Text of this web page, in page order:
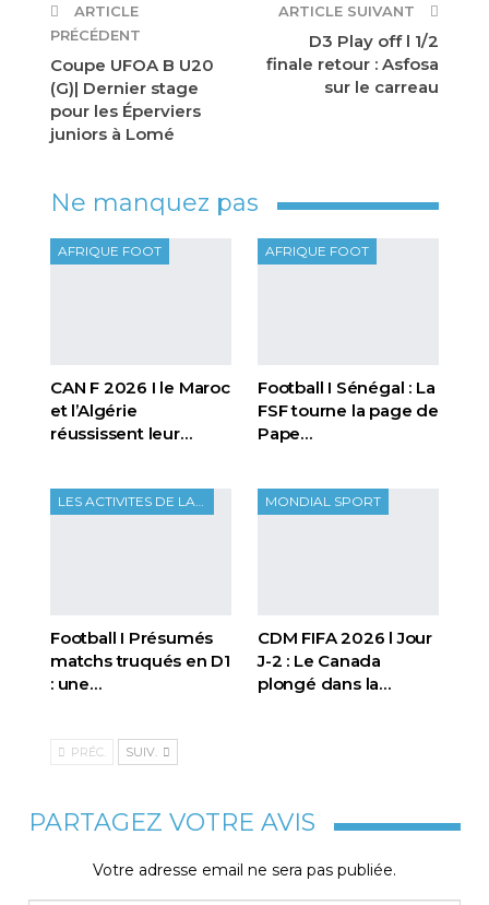
ARTICLE
PRÉCÉDENT
Coupe UFOA B U20
(G)| Dernier stage
pour les Éperviers
juniors à Lomé
ARTICLE SUIVANT
D3 Play off l 1/2
finale retour : Asfosa
sur le carreau
Ne manquez pas
AFRIQUE FOOT
CAN F 2026 I le Maroc
et l’Algérie
réussissent leur…
AFRIQUE FOOT
Football I Sénégal : La
FSF tourne la page de
Pape…
Football I Présumés
matchs truqués en D1
: une…
MONDIAL SPORT
CDM FIFA 2026 l Jour
J-2 : Le Canada
plongé dans la…
PRÉC. SUIV.
PARTAGEZ VOTRE AVIS
Votre adresse email ne sera pas publiée.